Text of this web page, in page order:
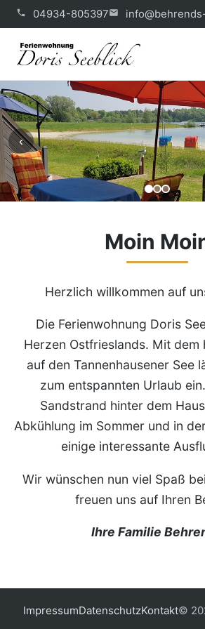
04934-805397
‹
Moin
Herzlich willkommen auf
Die Ferienwohnung Doris
Herzen Ostfrieslands. Mit dem
auf den Tannenhausener See
zum entspannten Urlaub
Sandstrand hinter dem
Abkühlung im Sommer und in
einige interessante
Wir wünschen nun viel Spaß
freuen uns auf Ihren
Ihre Familie
ImpressumDatenschutzKontakt©